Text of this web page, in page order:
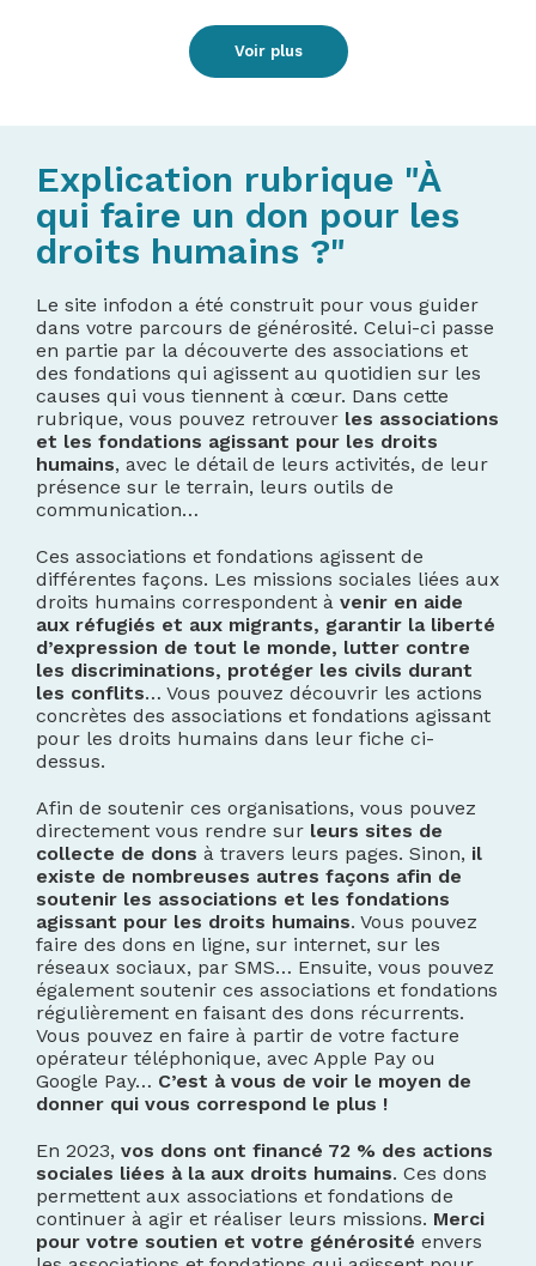
Voir plus
Explication rubrique "À
qui faire un don pour les
droits humains ?"
Le site infodon a été construit pour vous guider
dans votre parcours de générosité. Celui-ci passe
en partie par la découverte des associations et
des fondations qui agissent au quotidien sur les
causes qui vous tiennent à cœur. Dans cette
rubrique, vous pouvez retrouver les associations
et les fondations agissant pour les droits
humains, avec le détail de leurs activités, de leur
présence sur le terrain, leurs outils de
communication…
Ces associations et fondations agissent de
différentes façons. Les missions sociales liées aux
droits humains correspondent à venir en aide
aux réfugiés et aux migrants, garantir la liberté
d’expression de tout le monde, lutter contre
les discriminations, protéger les civils durant
les conflits… Vous pouvez découvrir les actions
concrètes des associations et fondations agissant
pour les droits humains dans leur fiche ci-
dessus.
Afin de soutenir ces organisations, vous pouvez
directement vous rendre sur leurs sites de
collecte de dons à travers leurs pages. Sinon, il
existe de nombreuses autres façons afin de
soutenir les associations et les fondations
agissant pour les droits humains. Vous pouvez
faire des dons en ligne, sur internet, sur les
réseaux sociaux, par SMS… Ensuite, vous pouvez
également soutenir ces associations et fondations
régulièrement en faisant des dons récurrents.
Vous pouvez en faire à partir de votre facture
opérateur téléphonique, avec Apple Pay ou
Google Pay… C’est à vous de voir le moyen de
donner qui vous correspond le plus !
En 2023, vos dons ont financé 72 % des actions
sociales liées à la aux droits humains. Ces dons
permettent aux associations et fondations de
continuer à agir et réaliser leurs missions. Merci
pour votre soutien et votre générosité envers